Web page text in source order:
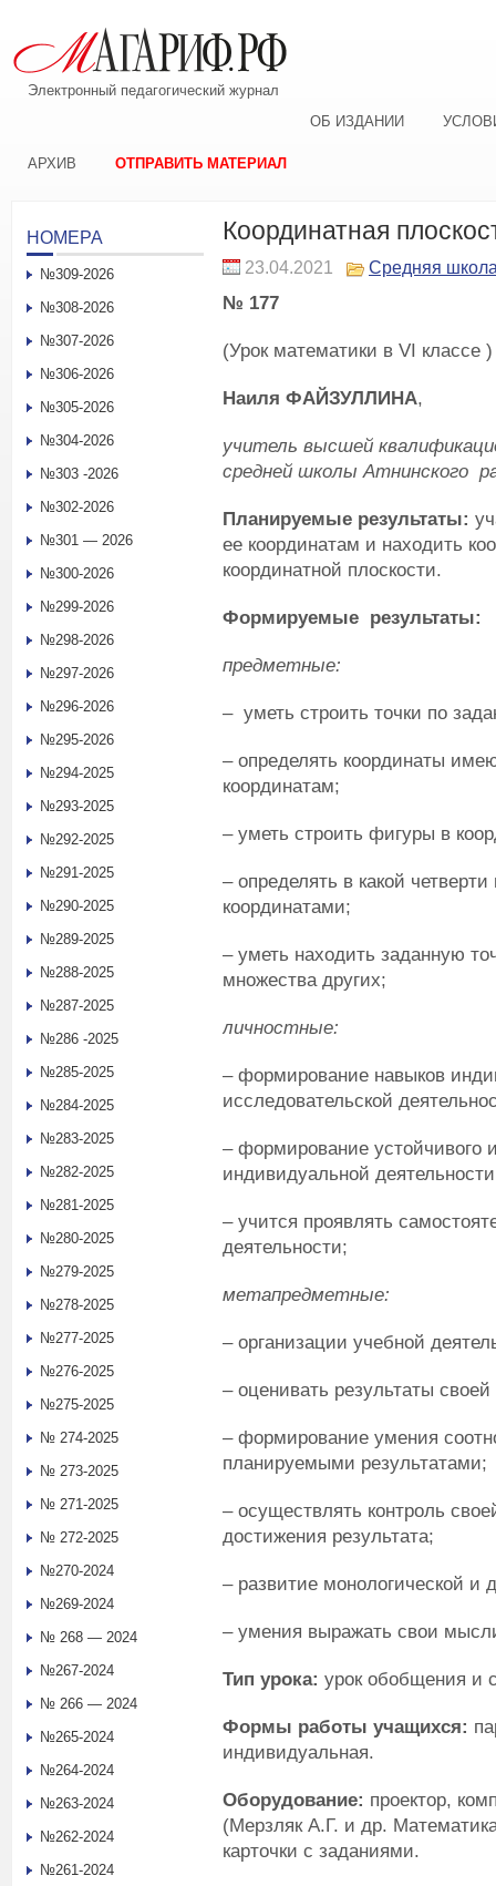
Электронный педагогический журнал
ОБ ИЗДАНИИ
АРХИВ ОТПРАВИТЬ МАТЕРИАЛ
Координатная
23.04.2021 Средняя
№ 177
(Урок математики в VI классе )
Наиля ФАЙЗУЛЛИНА,
учитель высшей
средней школы Атнинского
Планируемые результаты:
ее координатам и находить
координатной плоскости.
Формируемые результаты:
предметные:
– уметь строить точки по
– определять координаты
координатам;
– уметь строить фигуры в
– определять в какой
координатами;
– уметь находить заданную
множества других;
личностные:
– формирование навыков
исследовательской
– формирование устойчивого
индивидуальной
– учится проявлять
деятельности;
метапредметные:
– организации учебной
– оценивать результаты
– формирование умения
планируемыми результатами;
– осуществлять контроль
достижения результата;
– развитие монологической и
– умения выражать свои
Тип урока: урок обобщения и
Формы работы учащихся:
индивидуальная.
Оборудование: проектор,
(Мерзляк А.Г. и др.
карточки с заданиями.
НОМЕРА
№309-2026
№308-2026
№307-2026
№306-2026
№305-2026
№304-2026
№303 -2026
№302-2026
№301 — 2026
№300-2026
№299-2026
№298-2026
№297-2026
№296-2026
№295-2026
№294-2025
№293-2025
№292-2025
№291-2025
№290-2025
№289-2025
№288-2025
№287-2025
№286 -2025
№285-2025
№284-2025
№283-2025
№282-2025
№281-2025
№280-2025
№279-2025
№278-2025
№277-2025
№276-2025
№275-2025
№ 274-2025
№ 273-2025
№ 271-2025
№ 272-2025
№270-2024
№269-2024
№ 268 — 2024
№267-2024
№ 266 — 2024
№265-2024
№264-2024
№263-2024
№262-2024
№261-2024